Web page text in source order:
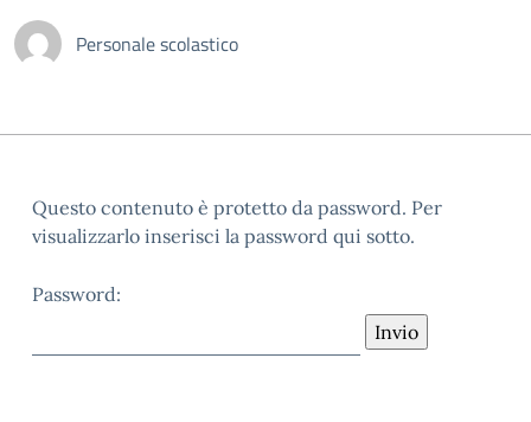
Personale scolastico
Questo contenuto è protetto da password. Per
visualizzarlo inserisci la password qui sotto.
Password: